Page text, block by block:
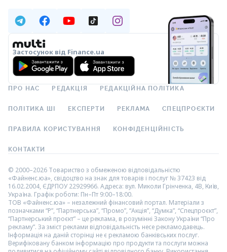
Застосунок від Finance.ua
ПРО НАС РЕДАКЦІЯ РЕДАКЦІЙНА ПОЛІТИКА
ПОЛІТИКА ШІ ЕКСПЕРТИ РЕКЛАМА СПЕЦПРОЄКТИ
ПРАВИЛА КОРИСТУВАННЯ КОНФІДЕНЦІЙНІСТЬ
КОНТАКТИ
© 2000–2026 Товариство з обмеженою відповідальністю
«Файненс.юа», свідоцтво на знак для товарів і послуг № 37423 від
16.02.2004, ЄДРПОУ 22929966. Адреса: вул. Миколи Грінченка, 4В, Київ,
Україна. Графік роботи: Пн–Пт 9:00–18:00.
ТОВ «Файненс.юа» – незалежний фінансовий портал. Матеріали з
позначками “Р”, “Партнерська”, “Промо”, “Акція”, “Думка”, “Спецпроєкт”,
“Партнерський проєкт” – це реклама, в розумінні Закону України “Про
рекламу”. За зміст реклами відповідальність несе рекламодавець.
Інформація на даній сторінці не є рекламою банківських послуг.
Верифіковану банком інформацію про продукти та послуги можна